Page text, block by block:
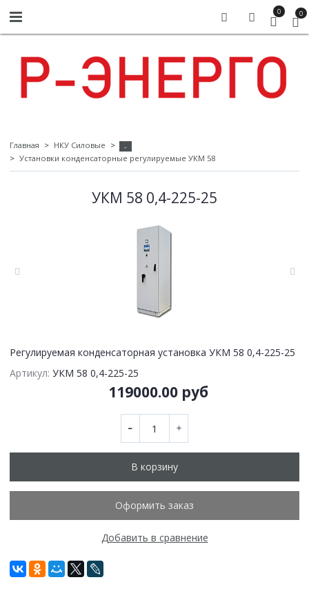
0 0
Главная НКУ Силовые
-
Установки конденсаторные регулируемые УКМ 58
УКМ 58 0,4-225-25
Регулируемая конденсаторная установка УКМ 58 0,4-225-25
Артикул: УКМ 58 0,4-225-25
119000.00 руб
В корзину
Оформить заказ
Добавить в сравнение